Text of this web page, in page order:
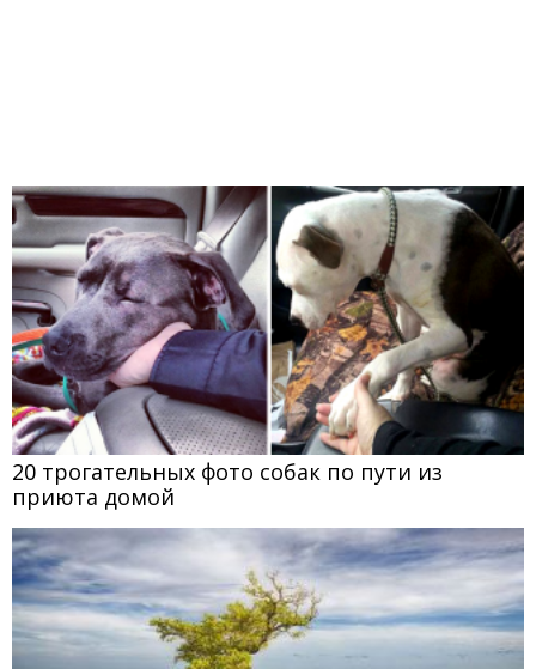
20 трогательных фото собак по пути из
приюта домой